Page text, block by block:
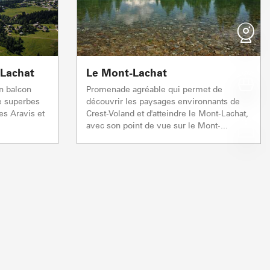
ARAVIS
sommets
NOTRE DAME DE
Cœur de
D'ICI
NOS GRANDS
SERVICES SE
Après-midi
16°
Après-midi
18°
Après-midi
15°
Après-midi
27°
balcon
superbes
Aravis et
Le Mont-Lachat
Promenade agréable qui permet de
découvrir les paysages environnants de
Crest-Voland et d'atteindre le Mont-Lachat,
avec son point de vue sur le Mont-...